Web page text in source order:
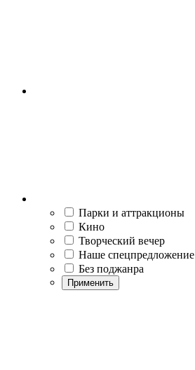
Парки и аттракционы
Кино
Творческий вечер
Наше спецпредложение
Без поджанра
Применить